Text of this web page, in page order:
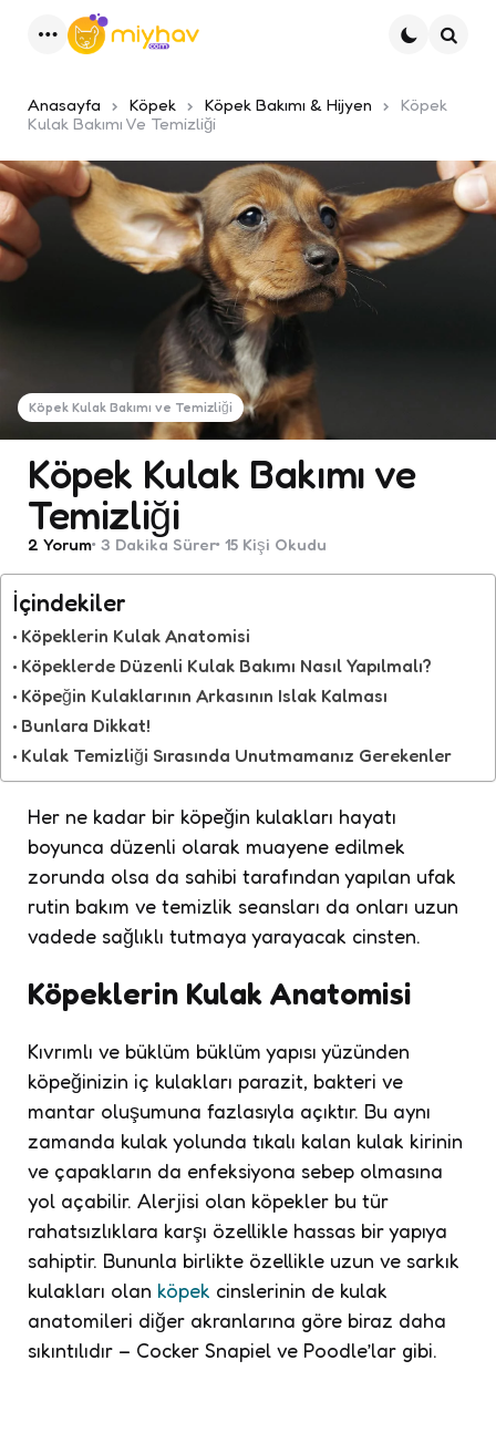
Anasayfa Köpek Köpek Bakımı & Hijyen
Köpek
Kulak Bakımı Ve Temizliği
Köpek Kulak Bakımı ve Temizliği
Köpek Kulak Bakımı ve
Temizliği
2 Yorum 3 Dakika Sürer 15 Kişi Okudu
İçindekiler
Köpeklerin Kulak Anatomisi
Köpeklerde Düzenli Kulak Bakımı Nasıl Yapılmalı?
Köpeğin Kulaklarının Arkasının Islak Kalması
Bunlara Dikkat!
Kulak Temizliği Sırasında Unutmamanız Gerekenler
Her ne kadar bir köpeğin kulakları hayatı
boyunca düzenli olarak muayene edilmek
zorunda olsa da sahibi tarafından yapılan ufak
rutin bakım ve temizlik seansları da onları uzun
vadede sağlıklı tutmaya yarayacak cinsten.
Köpeklerin Kulak Anatomisi
Kıvrımlı ve büklüm büklüm yapısı yüzünden
köpeğinizin iç kulakları parazit, bakteri ve
mantar oluşumuna fazlasıyla açıktır. Bu aynı
zamanda kulak yolunda tıkalı kalan kulak kirinin
ve çapakların da enfeksiyona sebep olmasına
yol açabilir. Alerjisi olan köpekler bu tür
rahatsızlıklara karşı özellikle hassas bir yapıya
sahiptir. Bununla birlikte özellikle uzun ve sarkık
kulakları olan köpek cinslerinin de kulak
anatomileri diğer akranlarına göre biraz daha
sıkıntılıdır – Cocker Snapiel ve Poodle’lar gibi.